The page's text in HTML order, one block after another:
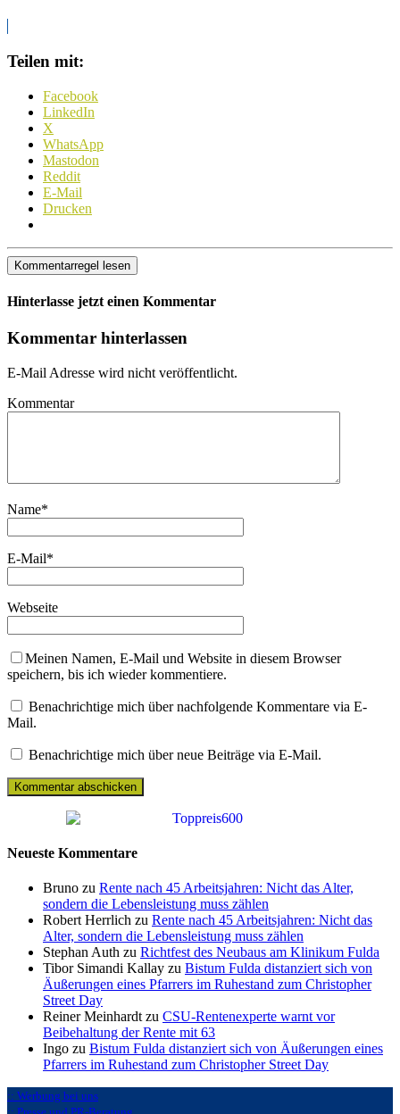
Teilen mit:
Facebook
LinkedIn
X
WhatsApp
Mastodon
Reddit
E-Mail
Drucken
Kommentarregel lesen
Hinterlasse jetzt einen Kommentar
Kommentar hinterlassen
E-Mail Adresse wird nicht veröffentlicht.
Kommentar
Name*
E-Mail*
Webseite
Meinen Namen, E-Mail und Website in diesem Browser
speichern, bis ich wieder kommentiere.
Benachrichtige mich über nachfolgende Kommentare via E-
Mail.
Benachrichtige mich über neue Beiträge via E-Mail.
Neueste Kommentare
Bruno zu Rente nach 45 Arbeitsjahren: Nicht das Alter,
sondern die Lebensleistung muss zählen
Robert Herrlich zu Rente nach 45 Arbeitsjahren: Nicht das
Alter, sondern die Lebensleistung muss zählen
Stephan Auth zu Richtfest des Neubaus am Klinikum Fulda
Tibor Simandi Kallay zu Bistum Fulda distanziert sich von
Äußerungen eines Pfarrers im Ruhestand zum Christopher
Street Day
Reiner Meinhardt zu CSU-Rentenexperte warnt vor
Beibehaltung der Rente mit 63
Ingo zu Bistum Fulda distanziert sich von Äußerungen eines
Pfarrers im Ruhestand zum Christopher Street Day
:: Werbung bei uns